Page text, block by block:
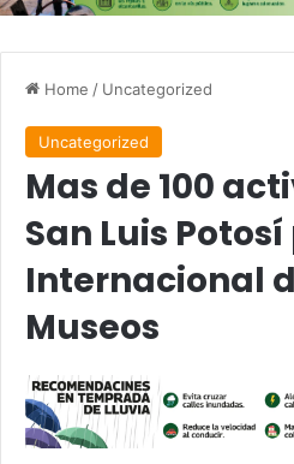
Home / Uncategorized
Uncategorized
Mas de 100
San Luis
Internacional
Museos